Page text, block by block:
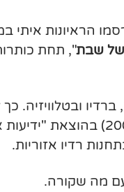
הראיונות איתי
שבת", תחת
ובטלוויזיה.
(בשנת 2000) בהוצאת
מה שקורה.